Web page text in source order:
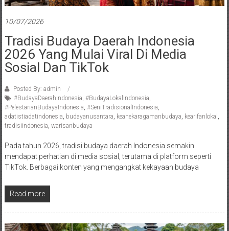
10/07/2026
Tradisi Budaya Daerah Indonesia
2026 Yang Mulai Viral Di Media
Sosial Dan TikTok
Posted By: admin
#BudayaDaerahIndonesia, #BudayaLokalIndonesia,
#PelestarianBudayaIndonesia, #SeniTradisionalIndonesia,
adatistiadatindonesia, budayanusantara, keanekaragamanbudaya, kearifanlokal ,
tradisiindonesia, warisanbudaya
Pada tahun 2026, tradisi budaya daerah Indonesia semakin
mendapat perhatian di media sosial, terutama di platform seperti
TikTok. Berbagai konten yang mengangkat kekayaan budaya
Read more